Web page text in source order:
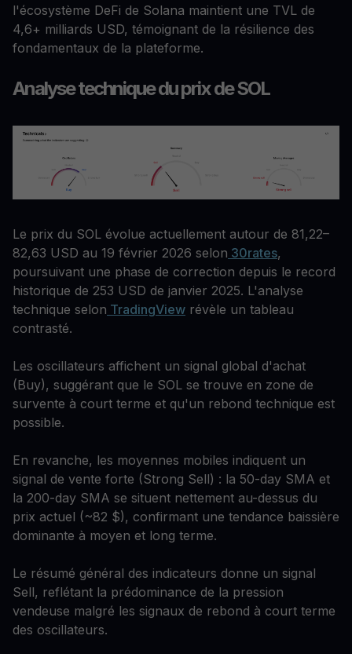
l'écosystème DeFi de Solana maintient une TVL de
4,6+ milliards USD, témoignant de la résilience des
fondamentaux de la plateforme.
Analyse technique du prix de SOL
Le prix du SOL évolue actuellement autour de 81,22–
82,63 USD au 19 février 2026 selon 30rates,
poursuivant une phase de correction depuis le record
historique de 253 USD de janvier 2025. L'analyse
technique selon TradingView révèle un tableau
contrasté.
Les oscillateurs affichent un signal global d'achat
(Buy), suggérant que le SOL se trouve en zone de
survente à court terme et qu'un rebond technique est
possible.
En revanche, les moyennes mobiles indiquent un
signal de vente forte (Strong Sell) : la 50-day SMA et
la 200-day SMA se situent nettement au-dessus du
prix actuel (~82 $), confirmant une tendance baissière
dominante à moyen et long terme.
Le résumé général des indicateurs donne un signal
Sell, reflétant la prédominance de la pression
vendeuse malgré les signaux de rebond à court terme
des oscillateurs.